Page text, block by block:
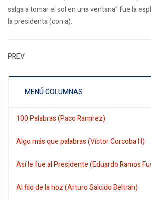
salga a tomar el sol en una ventana” fue la
la presidenta (con a).
PREV
MENÚ COLUMNAS
100 Palabras (Paco Ramírez)
Algo más que palabras (Víctor Corcoba H)
Así le fue al Presidente (Eduardo Ramos
Al filo de la hoz (Arturo Salcido Beltrán)